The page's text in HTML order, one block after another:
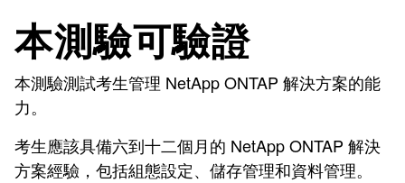
本測驗可驗證
本測驗測試考生管理 NetApp ONTAP 解決方案的能
力。
考生應該具備六到十二個月的 NetApp ONTAP 解決
方案經驗，包括組態設定、儲存管理和資料管理。